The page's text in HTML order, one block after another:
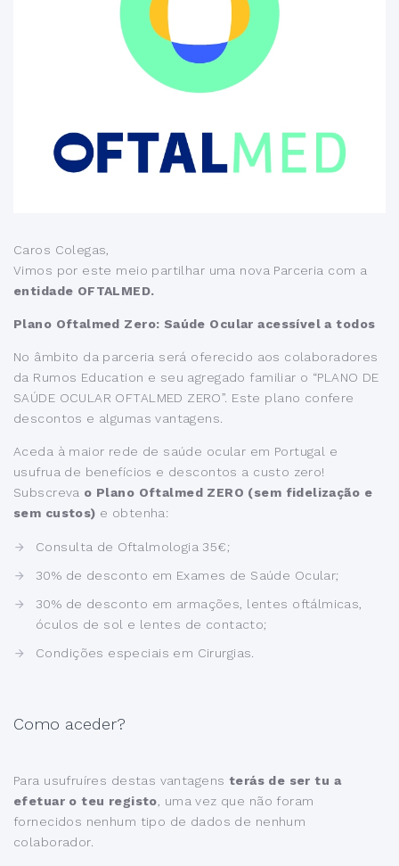
Caros Colegas,
Vimos por este meio partilhar uma nova Parceria com a
entidade OFTALMED.
Plano Oftalmed Zero: Saúde Ocular acessível a todos
No âmbito da parceria será oferecido aos colaboradores
da Rumos Education e seu agregado familiar o “PLANO DE
SAÚDE OCULAR OFTALMED ZERO”. Este plano confere
descontos e algumas vantagens.
Aceda à maior rede de saúde ocular em Portugal e
usufrua de benefícios e descontos a custo zero!
Subscreva o Plano Oftalmed ZERO (sem fidelização e
sem custos) e obtenha:
Consulta de Oftalmologia 35€;
30% de desconto em Exames de Saúde Ocular;
30% de desconto em armações, lentes oftálmicas,
óculos de sol e lentes de contacto;
Condições especiais em Cirurgias.
Como aceder?
Para usufruíres destas vantagens terás de ser tu a
efetuar o teu registo , uma vez que não foram
fornecidos nenhum tipo de dados de nenhum
colaborador.